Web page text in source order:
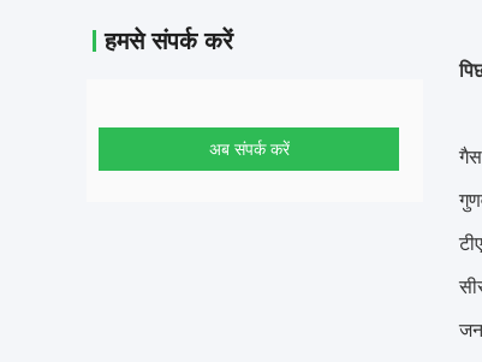
हमसे संपर्क करें
अब संपर्क करें गैस